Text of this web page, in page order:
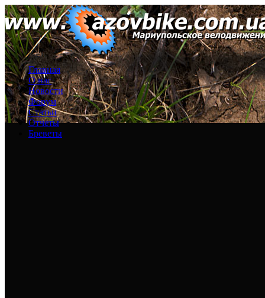
Главная
О нас
Новости
Форум
Статьи
Отчеты
Бреветы